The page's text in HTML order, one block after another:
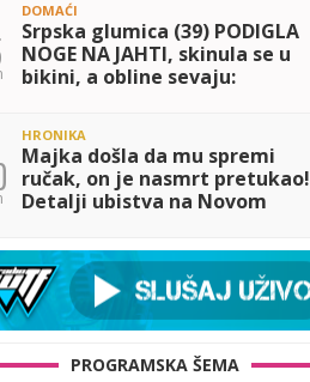
DOMAĆI
Srpska glumica (39) PODIGLA
NOGE NA JAHTI, skinula se u
bikini, a obline sevaju:
HRONIKA
Majka došla da mu spremi
ručak, on je nasmrt pretukao!
Detalji ubistva na Novom
osumnjičenog izvela krvavih
nogu
PROGRAMSKA ŠEMA